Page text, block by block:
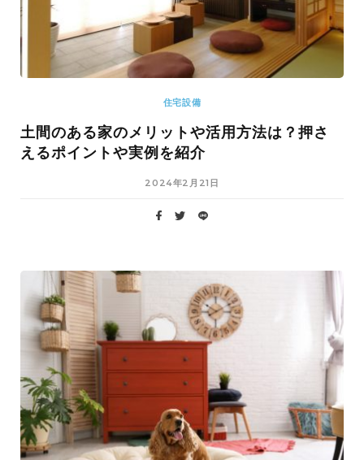
住宅設備
土間のある家のメリットや活用方法は？押さ
えるポイントや実例を紹介
2024年2月21日